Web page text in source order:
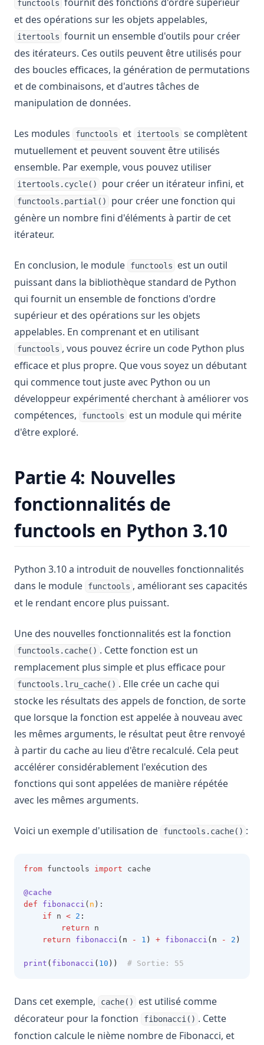
functools
et des opérations sur les objets appelables,
itertools fournit un ensemble d'outils pour créer
des itérateurs. Ces outils peuvent être utilisés pour
des boucles efficaces, la génération de permutations
et de combinaisons, et d'autres tâches de
manipulation de données.
Les modules functools et itertools se complètent
mutuellement et peuvent souvent être utilisés
ensemble. Par exemple, vous pouvez utiliser
itertools.cycle() pour créer un itérateur infini, et
functools.partial()
pour créer une fonction qui
génère un nombre fini d'éléments à partir de cet
itérateur.
En conclusion, le module functools
est un outil
puissant dans la bibliothèque standard de Python
qui fournit un ensemble de fonctions d'ordre
supérieur et des opérations sur les objets
appelables. En comprenant et en utilisant
functools , vous pouvez écrire un code Python plus
efficace et plus propre. Que vous soyez un débutant
qui commence tout juste avec Python ou un
développeur expérimenté cherchant à améliorer vos
compétences,
functools
est un module qui mérite
d'être exploré.
Partie 4: Nouvelles
fonctionnalités de
functools en Python 3.10
Python 3.10 a introduit de nouvelles fonctionnalités
dans le module
functools , améliorant ses capacités
et le rendant encore plus puissant.
Une des nouvelles fonctionnalités est la fonction
functools.cache() . Cette fonction est un
remplacement plus simple et plus efficace pour
functools.lru_cache() . Elle crée un cache qui
stocke les résultats des appels de fonction, de sorte
que lorsque la fonction est appelée à nouveau avec
les mêmes arguments, le résultat peut être renvoyé
à partir du cache au lieu d'être recalculé. Cela peut
accélérer considérablement l'exécution des
fonctions qui sont appelées de manière répétée
avec les mêmes arguments.
Voici un exemple d'utilisation de functools.cache() :
from functools import cache
@cache
def
fibonacci ( n ):
if n < 2 :
return n
return
fibonacci (n - 1 ) + fibonacci (n - 2 )
print ( fibonacci ( 10 )) # Sortie: 55
Dans cet exemple, cache()
est utilisé comme
décorateur pour la fonction
fibonacci() . Cette
fonction calcule le nième nombre de Fibonacci, et